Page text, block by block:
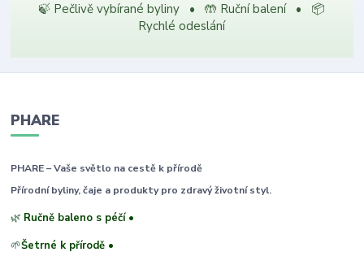
🍃 Pečlivě vybírané byliny • 🤲 Ruční balení • 📦
Rychlé odeslání
PHARE
PHARE – Vaše světlo na cestě k přírodě
Přírodní byliny, čaje a produkty pro zdravý životní styl.
🌿 Ručně baleno s péčí •
🌱Šetrné k přírodě •